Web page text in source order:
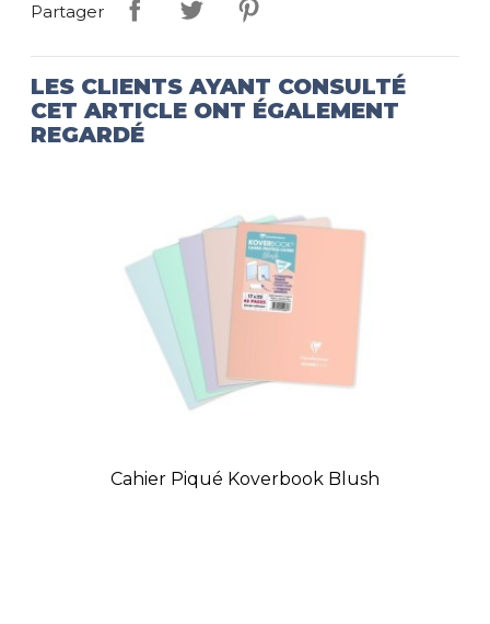
Partager
LES CLIENTS AYANT CONSULTÉ
CET ARTICLE ONT ÉGALEMENT
REGARDÉ
Cahier Piqué Koverbook Blush